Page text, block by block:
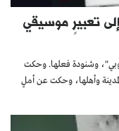
تعبيرٍ موسيقي
وشنودة فعلها. وحكت
وأهلها، وحكت عن أملٍ